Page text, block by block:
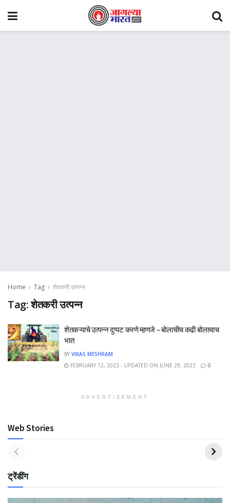
Home Tag शेतकरी उत्पन्न
Tag:शेतकरी उत्पन्न
शेतकऱ्याचे उत्पन्न दुप्पट करणे म्हणजे – बोलाचीच कढी बोलाचाच
भात
BY VIKAS MESHRAM
FEBRUARY 12, 2023 - UPDATED ON JUNE 29, 2023
0
ADVERTISEMENT
Web Stories
ट्रेंडींग